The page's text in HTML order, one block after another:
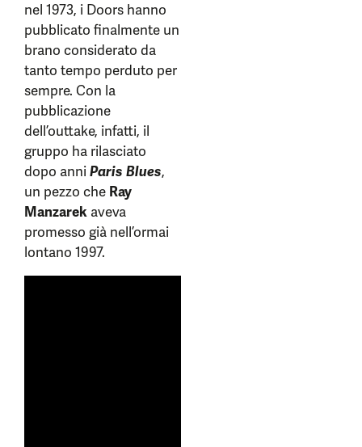
nel 1973, i Doors hanno
pubblicato finalmente un
brano considerato da
tanto tempo perduto per
sempre. Con la
pubblicazione
dell’outtake, infatti, il
gruppo ha rilasciato
dopo anniParis Blues,
un pezzo che Ray
Manzarek aveva
promesso già nell’ormai
lontano 1997.